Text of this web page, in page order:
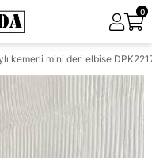
0
kemerli mini deri elbise